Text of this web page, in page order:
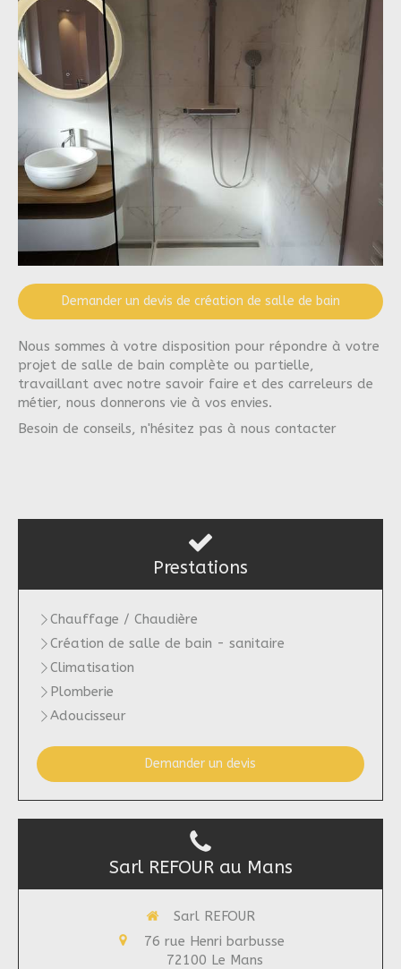
Demander un devis de création de salle de bain
Nous sommes à votre disposition pour répondre à votre
projet de salle de bain complète ou partielle,
travaillant avec notre savoir faire et des carreleurs de
métier, nous donnerons vie à vos envies.
Besoin de conseils, n'hésitez pas à nous contacter
Prestations
Chauffage / Chaudière
Création de salle de bain - sanitaire
Climatisation
Plomberie
Adoucisseur
Demander un devis
Sarl REFOUR au Mans
Sarl REFOUR
76 rue Henri barbusse
72100 Le Mans